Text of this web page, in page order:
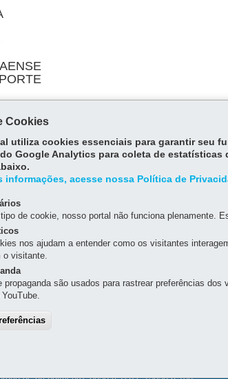
Cookies
utiliza cookies essenciais para garantir seu
Google Analytics para coleta de
informações, acesse nossa Política de
de cookie, nosso portal não funciona plenamente.
nos ajudam a entender como os visitantes
o visitante.
propaganda são usados para rastrear preferências